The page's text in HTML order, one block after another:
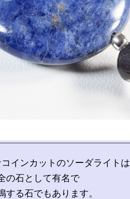
コインカットのソーダライトは
の石として有名で
する石でもあります。